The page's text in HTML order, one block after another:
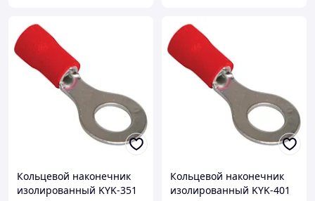
Кольцевой наконечник
изолированный KYK-351
Кольцевой наконечник
изолированный KYK-401